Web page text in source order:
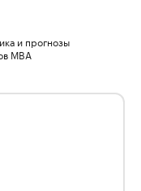
и прогнозы
MBA